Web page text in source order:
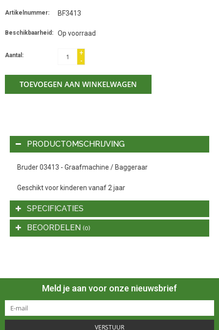
Artikelnummer: BF3413
Beschikbaarheid: Op voorraad
Aantal:
+
-
TOEVOEGEN AAN WINKELWAGEN
PRODUCTOMSCHRIJVING
Bruder 03413 - Graafmachine / Baggeraar
Geschikt voor kinderen vanaf 2 jaar
SPECIFICATIES
BEOORDELEN (0)
Meld je aan voor onze nieuwsbrief
VERSTUUR